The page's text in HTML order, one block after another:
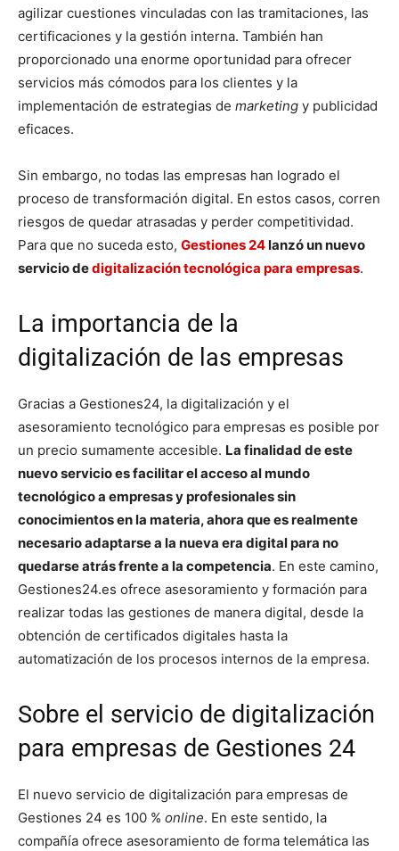
agilizar cuestiones vinculadas con las tramitaciones, las
certificaciones y la gestión interna. También han
proporcionado una enorme oportunidad para ofrecer
servicios más cómodos para los clientes y la
implementación de estrategias de marketing y publicidad
eficaces.
Sin embargo, no todas las empresas han logrado el
proceso de transformación digital. En estos casos, corren
riesgos de quedar atrasadas y perder competitividad.
Para que no suceda esto, Gestiones 24lanzó un nuevo
servicio dedigitalización tecnológica para empresas.
La importancia de la
digitalización de las empresas
Gracias a Gestiones24, la digitalización y el
asesoramiento tecnológico para empresas es posible por
un precio sumamente accesible. La finalidad de este
nuevo servicio es facilitar el acceso al mundo
tecnológico a empresas y profesionales sin
conocimientos en la materia, ahora que es realmente
necesario adaptarse a la nueva era digital para no
quedarse atrás frente a la competencia. En este camino,
Gestiones24.es ofrece asesoramiento y formación para
realizar todas las gestiones de manera digital, desde la
obtención de certificados digitales hasta la
automatización de los procesos internos de la empresa.
Sobre el servicio de digitalización
para empresas de Gestiones 24
El nuevo servicio de digitalización para empresas de
Gestiones 24 es 100 % online. En este sentido, la
compañía ofrece asesoramiento de forma telemática las